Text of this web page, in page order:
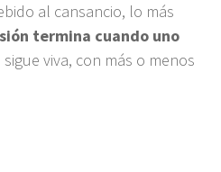
al cansancio, lo más
termina cuando uno
viva, con más o menos